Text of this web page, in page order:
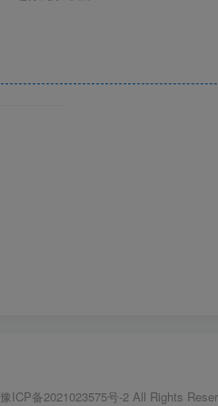
豫ICP备2021023575号-2All Rights